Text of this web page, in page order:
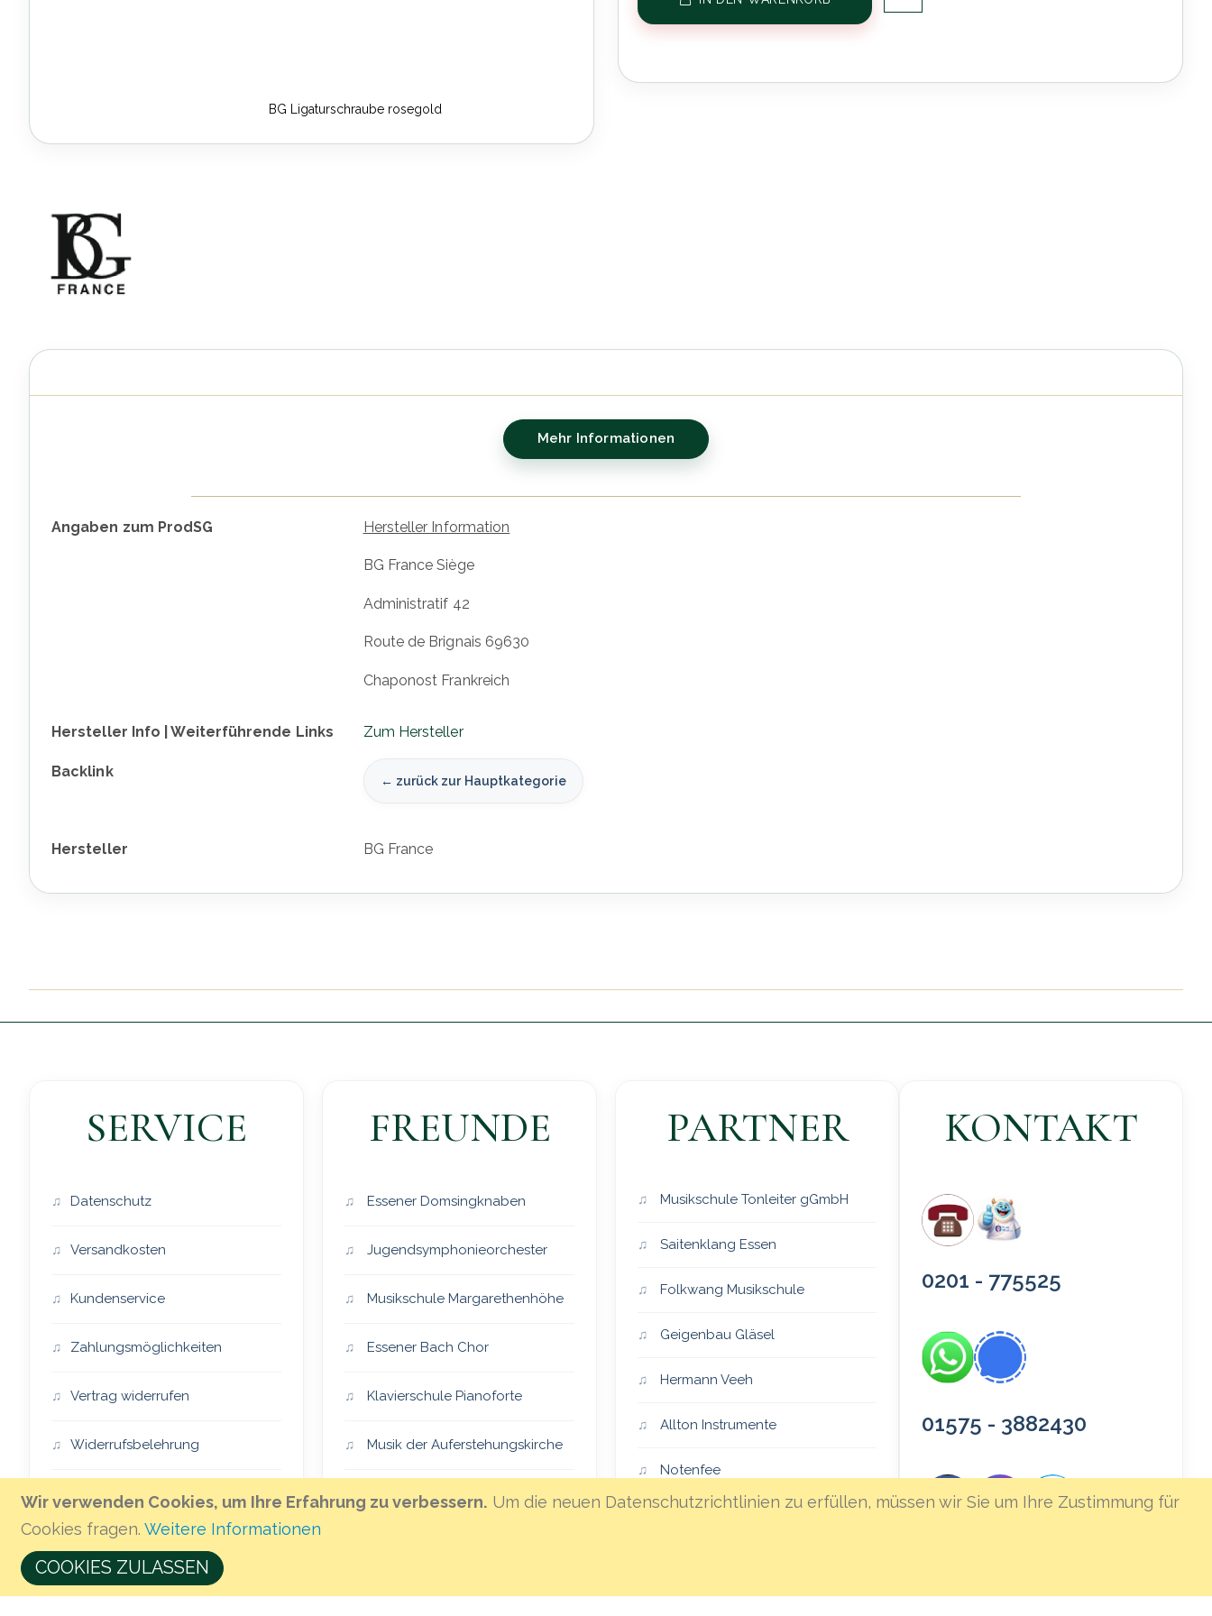
Wir verwenden Cookies, um Ihre Erfahrung zu verbessern. Um die neuen Datenschutzrichtlinien zu erfüllen, müssen wir Sie um Ihre Zustimmung für
Cookies fragen. Weitere Informationen
COOKIES ZULASSEN
BG Ligaturschraube rosegold
springen
Mehr Informationen
Mehr
Angaben zum ProdSG Hersteller Information
BG France Siège
Administratif 42
Route de Brignais 69630
Chaponost Frankreich
Hersteller Info | Weiterführende Links Zum Hersteller
Backlink
← zurück zur Hauptkategorie
Hersteller BG France
SERVICE
Datenschutz
Versandkosten
Kundenservice
Zahlungsmöglichkeiten
Vertrag widerrufen
Widerrufsbelehrung
Impressum
Öffnungszeiten & Anfahrt
FREUNDE
Essener Domsingknaben
Jugendsymphonieorchester
Musikschule Margarethenhöhe
Essener Bach Chor
Klavierschule Pianoforte
Musik der Auferstehungskirche
Essener Vocalensemble
PARTNER
Musikschule Tonleiter gGmbH
Saitenklang Essen
Folkwang Musikschule
Geigenbau Gläsel
Hermann Veeh
Allton Instrumente
Notenfee
KONTAKT
0201 - 775525
01575 - 3882430